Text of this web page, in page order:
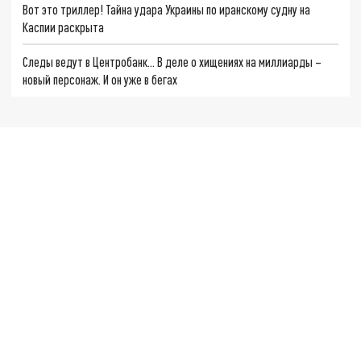
Вот это триллер! Тайна удара Украины по иранскому судну на
Каспии раскрыта
Следы ведут в Центробанк… В деле о хищениях на миллиарды –
новый персонаж. И он уже в бегах